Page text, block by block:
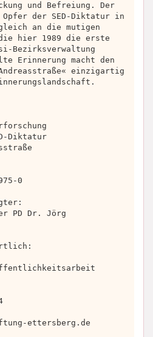
und Befreiung. Der
der SED-Diktatur in
an die mutigen
die hier 1989 die erste
Bezirksverwaltung
Erinnerung macht den
einzigartig
Diktatur
0
PD Dr. Jörg
ettersberg.de